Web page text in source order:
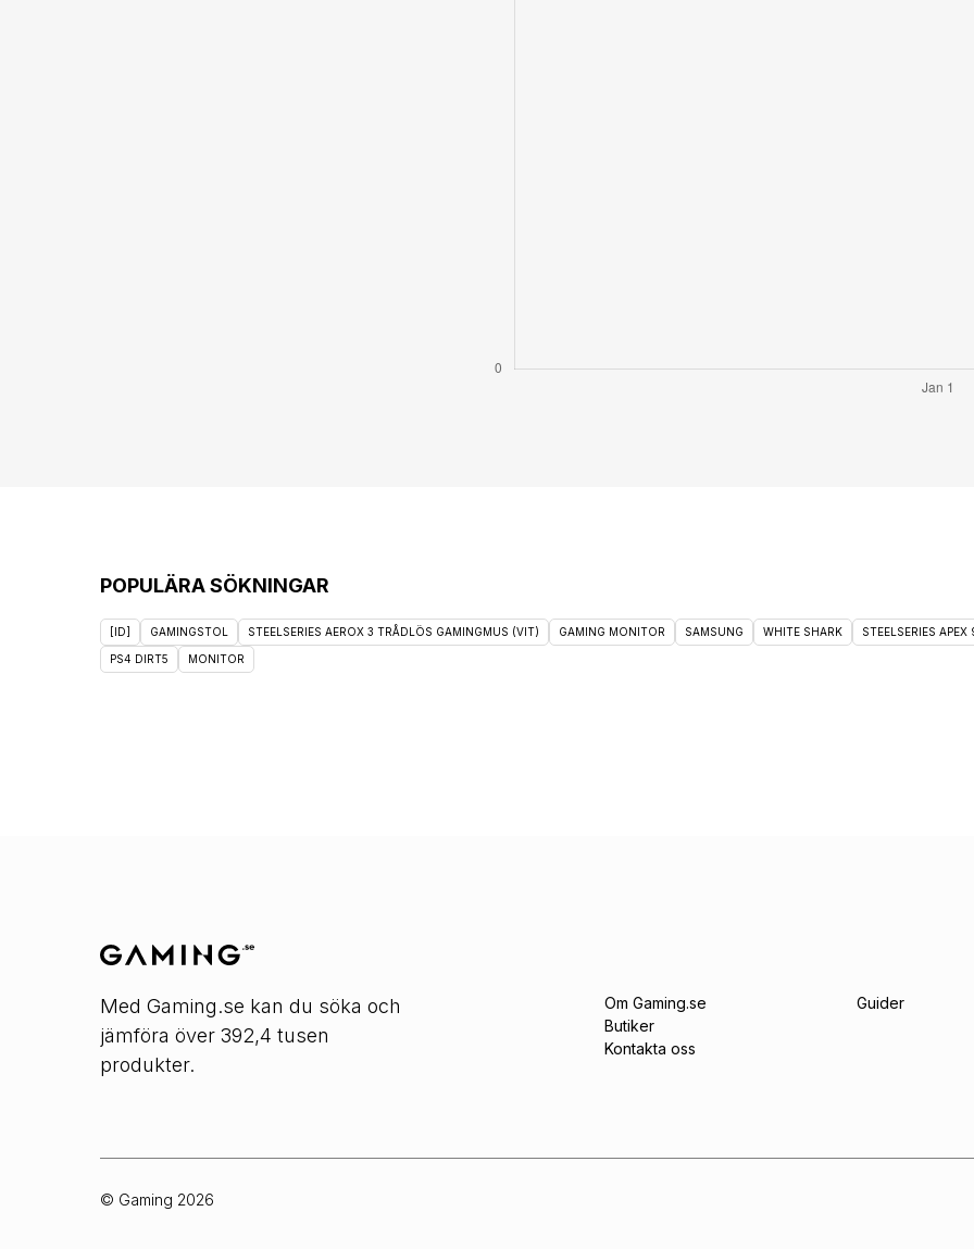
POPULÄRA SÖKNINGAR
[ID] GAMINGSTOL STEELSERIES AEROX 3 TRÅDLÖS GAMINGMUS (VIT) GAMING MONITOR SAMSUNG WHITE SHARK STEELSERIES
PS4 DIRT5 MONITOR
Med Gaming.se kan du söka och
jämföra över 392,4 tusen
produkter.
Om Gaming.se
Butiker
Kontakta oss
Guider
© Gaming 2026